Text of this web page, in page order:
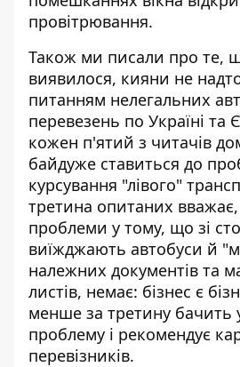
провітрювання.
Також ми писали про те,
виявилося, кияни не
питанням нелегальних
перевезень по Україні
кожен п'ятий з читачів
байдуже ставиться до
курсування "лівого"
третина опитаних
проблеми у тому, що зі
виїжджають автобуси й
належних документів та
листів, немає: бізнес є
менше за третину бачить
проблему і рекомендує
перевізників.